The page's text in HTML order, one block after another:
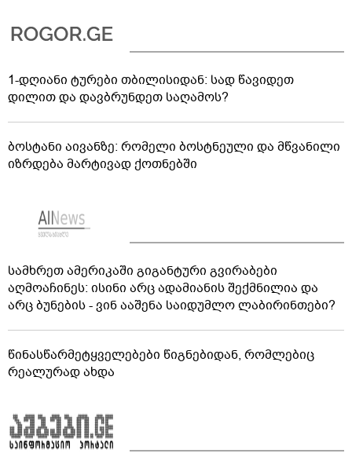
1-დღიანი ტურები თბილისიდან: სად წავიდეთ
დილით და დავბრუნდეთ საღამოს?
ბოსტანი აივანზე: რომელი ბოსტნეული და მწვანილი
იზრდება მარტივად ქოთნებში
სამხრეთ ამერიკაში გიგანტური გვირაბები
აღმოაჩინეს: ისინი არც ადამიანის შექმნილია და
არც ბუნების - ვინ ააშენა საიდუმლო ლაბირინთები?
წინასწარმეტყველებები წიგნებიდან, რომლებიც
რეალურად ახდა